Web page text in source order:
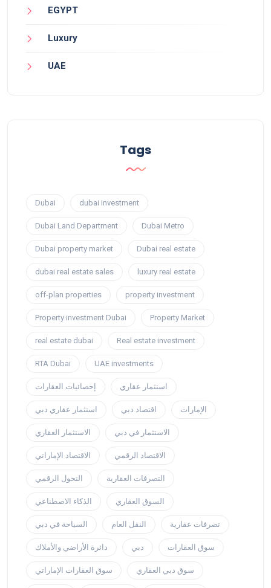
EGYPT
Luxury
UAE
Tags
Dubai dubai investment
Dubai Land Department Dubai Metro
Dubai property market Dubai real estate
dubai real estate sales luxury real estate
off-plan properties property investment
Property investment Dubai Property Market
real estate dubai Real estate investment
RTA Dubai UAE investments
إحصائيات العقارات استثمار عقاري
استثمار عقاري دبي اقتصاد دبي الإمارات
الاستثمار العقاري الاستثمار في دبي
الاقتصاد الإماراتي الاقتصاد الرقمي
التحول الرقمي التصرفات العقارية
الذكاء الاصطناعي السوق العقاري
السياحة في دبي النقل العام تصرفات عقارية
دائرة الأراضي والأملاك دبي سوق العقارات
سوق العقارات الإماراتي سوق دبي العقاري